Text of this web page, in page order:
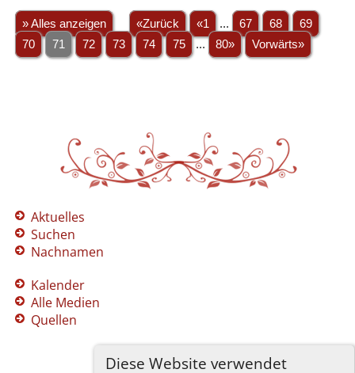
Diese Website verwendet
» Alles anzeigen «Zurück «1 ... 67 68
69
70
71 72 73 74 75 ... 80» Vorwärts»
Aktuelles
Suchen
Nachnamen
Kalender
Alle Medien
Quellen